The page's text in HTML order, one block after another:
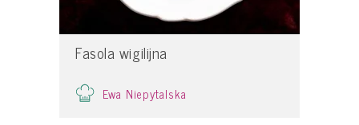
Fasola wigilijna
Ewa Niepytalska